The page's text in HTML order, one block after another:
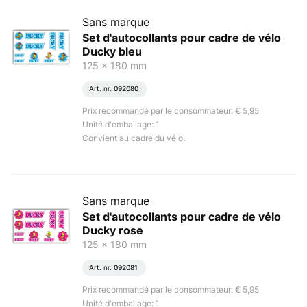
Sans marque
Set d'autocollants pour cadre de vélo
Ducky bleu
125 x 180 mm
Art. nr. 092080
Prix recommandé par le consommateur: € 5,95
Unité d'emballage: 1
Convient au cadre du vélo.
Sans marque
Set d'autocollants pour cadre de vélo
Ducky rose
125 x 180 mm
Art. nr. 092081
Prix recommandé par le consommateur: € 5,95
Unité d'emballage: 1